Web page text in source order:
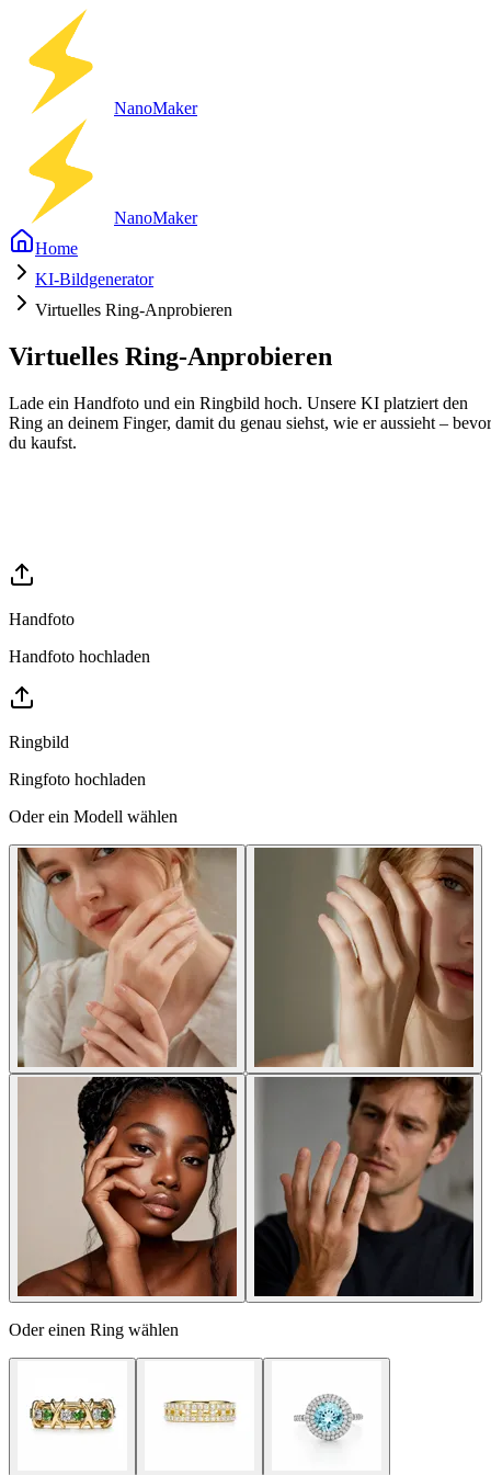
NanoMaker
NanoMaker
Home
KI-Bildgenerator
Virtuelles Ring-Anprobieren
Virtuelles Ring-Anprobieren
Lade ein Handfoto und ein Ringbild hoch. Unsere KI platziert den
Ring an deinem Finger, damit du genau siehst, wie er aussieht – bevor
du kaufst.
Handfoto
Handfoto hochladen
Ringbild
Ringfoto hochladen
Oder ein Modell wählen
Oder einen Ring wählen